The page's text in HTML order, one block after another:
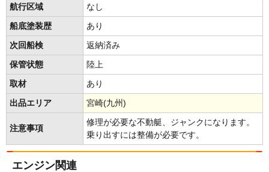
航行区域 なし
船底塗装歴 あり
次回船検 返納済み
保管状態 陸上
取材 あり
出品エリア 宮崎(九州)
注意事項
修理が必要な不動艇、ジャンクになります。
乗り出すには整備が必要です。
エンジン関連